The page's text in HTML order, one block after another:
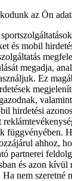
az Ön
és mobil
megadja,
Ez
hirdetési
függvényében.
ahhoz,
partnerei
és azon kívül
nem szeretné